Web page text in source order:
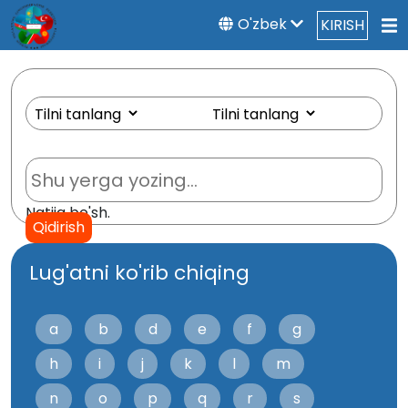
O'zbek KIRISH
Qidirish
Natija bo'sh.
Lug'atni ko'rib chiqing
a b d e f
g
h
i j k l
m
n
o p q r
s